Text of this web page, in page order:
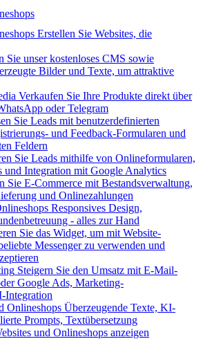
Erstellen Sie Websites, die
Sie unser kostenloses CMS sowie
Bilder und Texte, um attraktive
Verkaufen Sie Ihre Produkte direkt über
oder Telegram
Sie Leads mit benutzerdefinierten
und Feedback-Formularen und
Feldern
Sie Leads mithilfe von Onlineformularen,
und Integration mit Google Analytics
Sie E-Commerce mit Bestandsverwaltung,
und Onlinezahlungen
Responsives Design,
- alles zur Hand
Sie das Widget, um mit Website-
Messenger zu verwenden und
Steigern Sie den Umsatz mit E-Mail-
Google Ads, Marketing-
Integration
Onlineshops Überzeugende Texte, KI-
Prompts, Textübersetzung
und Onlineshops anzeigen